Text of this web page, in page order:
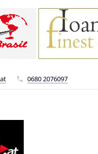
0680 2076097